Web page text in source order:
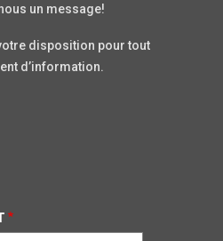
un message!
disposition pour tout
d’information.